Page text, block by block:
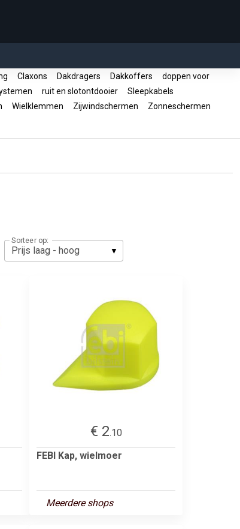
Claxons Dakdragers Dakkoffers
doppen voor
ruit en slotontdooier
Sleepkabels
Wielklemmen Zijwindschermen
Zonneschermen
Sorteer op:
€ 2.10
FEBI Kap, wielmoer
Meerdere shops